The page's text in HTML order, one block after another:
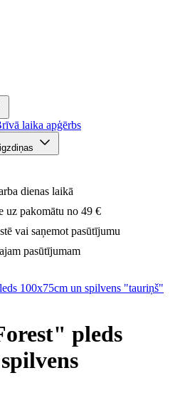
laika apģērbs
dienas laikā
uz pakomātu no 49 €
vai saņemot pasūtījumu
pasūtījumam
100x75cm un spilvens "tauriņš"
pleds